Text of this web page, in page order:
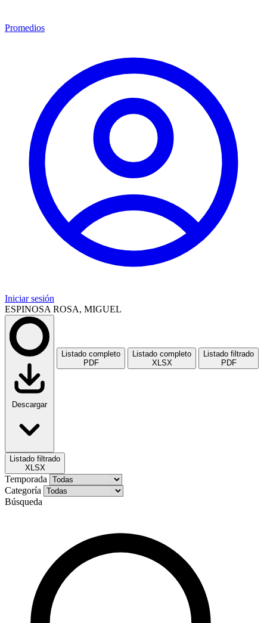
Promedios
Iniciar sesión
ESPINOSA ROSA, MIGUEL
Descargar
Listado completo
PDF
Listado completo
XLSX
Listado filtrado
PDF
Listado filtrado
XLSX
Temporada
Categoría
Búsqueda